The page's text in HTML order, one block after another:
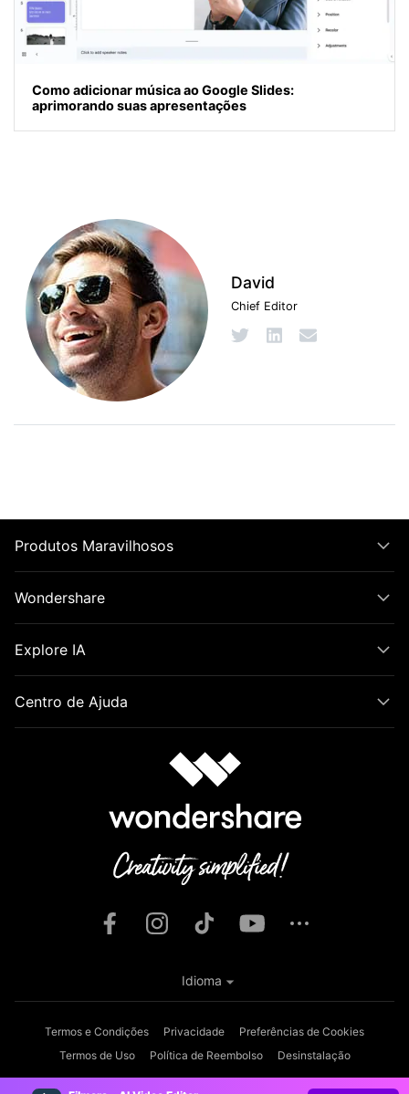
Como adicionar música ao Google Slides:
aprimorando suas apresentações
David
Chief Editor
Produtos Maravilhosos
Wondershare
Explore IA
Centro de Ajuda
Termos e Condições Privacidade
Preferências de Cookies
Termos de Uso
Política de Reembolso
Desinstalação
Idioma